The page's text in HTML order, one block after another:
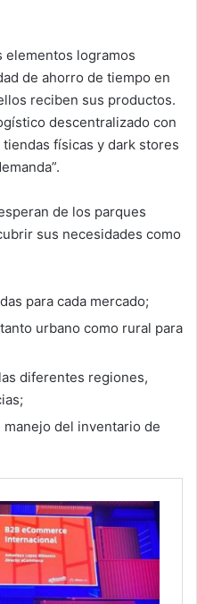
elementos logramos
de ahorro de tiempo en
reciben sus productos.
descentralizado con
físicas y dark stores
de los parques
sus necesidades como
para cada mercado;
urbano como rural para
diferentes regiones,
del inventario de